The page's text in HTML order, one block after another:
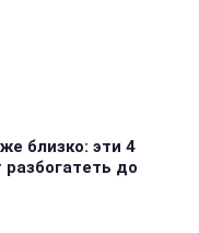
близко: эти 4
разбогатеть до